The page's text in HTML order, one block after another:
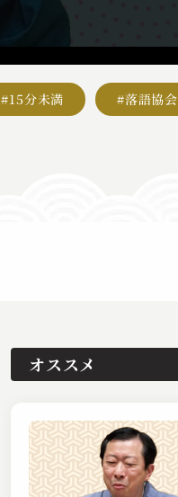
#15分未満 #落語協会
オススメ